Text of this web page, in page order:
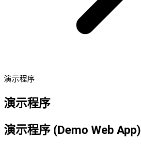
演示程序
演示程序
演示程序 (Demo Web App)